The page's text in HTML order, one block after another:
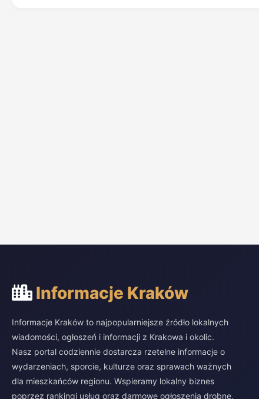
Informacje Kraków
Informacje Kraków to najpopularniejsze źródło lokalnych
wiadomości, ogłoszeń i informacji z Krakowa i okolic.
Nasz portal codziennie dostarcza rzetelne informacje o
wydarzeniach, sporcie, kulturze oraz sprawach ważnych
dla mieszkańców regionu. Wspieramy lokalny biznes
poprzez rankingi usług oraz darmowe ogłoszenia drobne,